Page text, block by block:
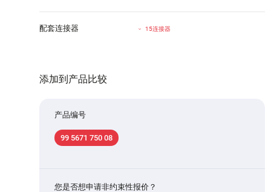
配套连接器 15连接器
添加到产品比较
产品编号
99 5671 750 08
您是否想申请非约束性报价？